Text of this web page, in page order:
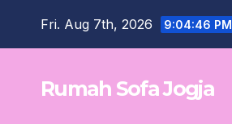
Fri. Aug 7th, 2026 9:04:47 PM
Rumah Sofa Jogja